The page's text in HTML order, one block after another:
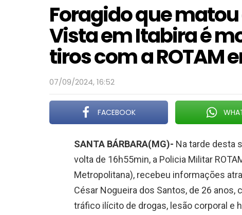
Foragido que
Vista em Itabira é
tiros com a ROTAM
07/09/2024, 16:52
FACEBOOK
SANTA BÁRBARA(MG)- Na tarde desta
volta de 16h55min, a Policia Militar
Metropolitana), recebeu informações
César Nogueira dos Santos, de 26
tráfico ilícito de drogas, lesão corporal e